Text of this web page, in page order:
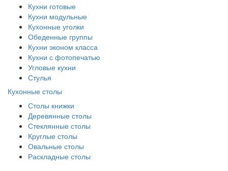
Кухни готовые
Кухни модульные
Кухонные уголки
Обеденные группы
Кухни эконом класса
Кухни с фотопечатью
Угловые кухни
Стулья
Кухонные столы
Столы книжки
Деревянные столы
Стеклянные столы
Круглые столы
Овальные столы
Раскладные столы